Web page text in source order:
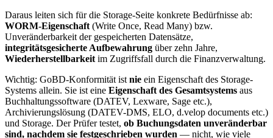
Daraus leiten sich für die Storage-Seite konkrete Bedürfnisse ab:
WORM-Eigenschaft (Write Once, Read Many) bzw.
Unveränderbarkeit der gespeicherten Datensätze,
integritätsgesicherte Aufbewahrung über zehn Jahre,
Wiederherstellbarkeit im Zugriffsfall durch die Finanzverwaltung.
Wichtig: GoBD-Konformität ist nie ein Eigenschaft des Storage-
Systems allein. Sie ist eine Eigenschaft des Gesamtsystems aus
Buchhaltungssoftware (DATEV, Lexware, Sage etc.),
Archivierungslösung (DATEV-DMS, ELO, d.velop documents etc.)
und Storage. Der Prüfer testet, ob Buchungsdaten unveränderbar
sind, nachdem sie festgeschrieben wurden — nicht, wie viele